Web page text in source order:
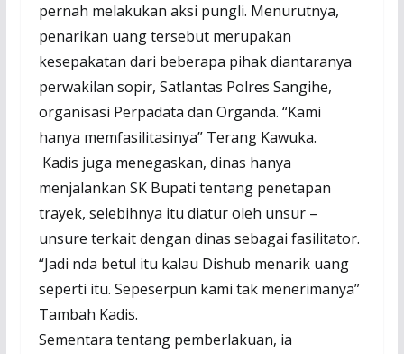
pernah melakukan aksi pungli. Menurutnya,
penarikan uang tersebut merupakan
kesepakatan dari beberapa pihak diantaranya
perwakilan sopir, Satlantas Polres Sangihe,
organisasi Perpadata dan Organda. “Kami
hanya memfasilitasinya” Terang Kawuka.
Kadis juga menegaskan, dinas hanya
menjalankan SK Bupati tentang penetapan
trayek, selebihnya itu diatur oleh unsur –
unsure terkait dengan dinas sebagai fasilitator.
“Jadi nda betul itu kalau Dishub menarik uang
seperti itu. Sepeserpun kami tak menerimanya”
Tambah Kadis.
Sementara tentang pemberlakuan, ia